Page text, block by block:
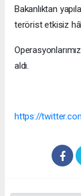
Bakanlıktan
terörist etkisiz
aldı.
https://